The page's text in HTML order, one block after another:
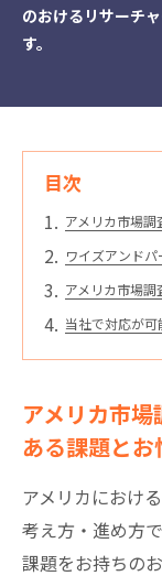
のおけるリサーチ
す。
目次
アメリカ市場調
ワイズアンドパ
アメリカ市場調
当社で対応が可
アメリカ市
ある課題とお
アメリカにおけ
考え方・進め方
課題をお持ちの